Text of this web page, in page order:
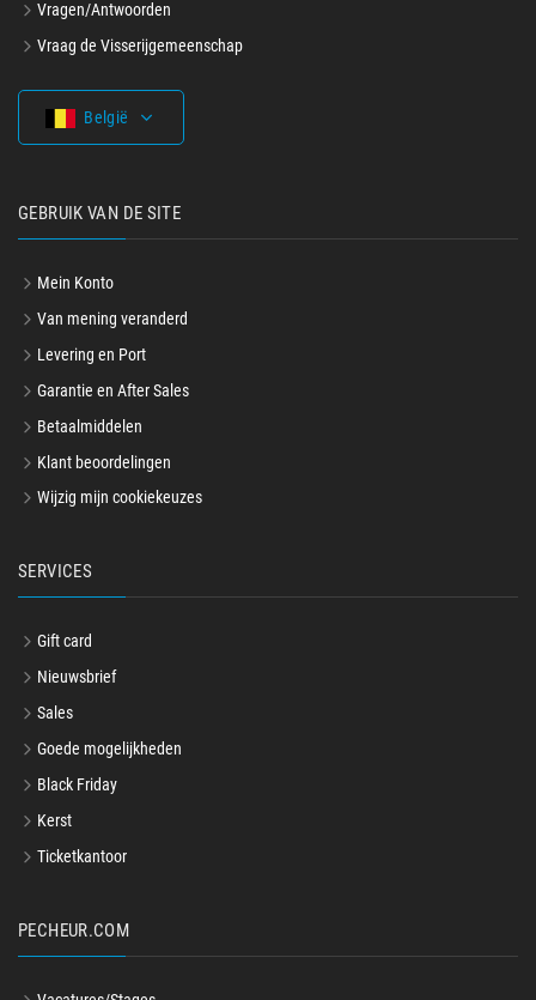
Vragen/Antwoorden
Vraag de Visserijgemeenschap
België
GEBRUIK VAN DE SITE
Mein Konto
Van mening veranderd
Levering en Port
Garantie en After Sales
Betaalmiddelen
Klant beoordelingen
Wijzig mijn cookiekeuzes
SERVICES
Gift card
Nieuwsbrief
Sales
Goede mogelijkheden
Black Friday
Kerst
Ticketkantoor
PECHEUR.COM